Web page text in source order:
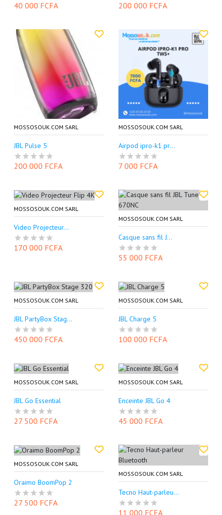
40 000 FCFA 200 000 FCFA
MOSSOSOUK.COM SARL
JBL Pulse 5
200 000 FCFA
MOSSOSOUK.COM SARL
Airpod ipro-k1 pr...
7 000 FCFA
MOSSOSOUK.COM SARL
Video Projecteur...
170 000 FCFA
MOSSOSOUK.COM SARL
Casque sans fil J...
55 000 FCFA
MOSSOSOUK.COM SARL
JBL PartyBox Stag...
450 000 FCFA
MOSSOSOUK.COM SARL
JBL Charge 5
100 000 FCFA
MOSSOSOUK.COM SARL
JBL Go Essential
27 500 FCFA
MOSSOSOUK.COM SARL
Enceinte JBL Go 4
45 000 FCFA
MOSSOSOUK.COM SARL
Oraimo BoomPop 2
27 500 FCFA
MOSSOSOUK.COM SARL
Tecno Haut-parleu...
11 000 FCFA